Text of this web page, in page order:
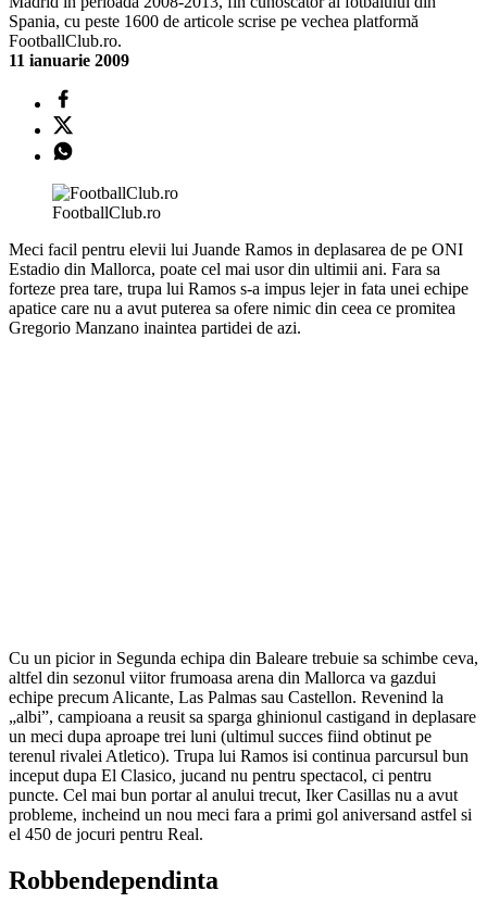
Spania, cu peste 1600 de articole scrise pe vechea platformă
FootballClub.ro.
11 ianuarie 2009
FootballClub.ro
Meci facil pentru elevii lui Juande Ramos in deplasarea de pe ONI
Estadio din Mallorca, poate cel mai usor din ultimii ani. Fara sa
forteze prea tare, trupa lui Ramos s-a impus lejer in fata unei echipe
apatice care nu a avut puterea sa ofere nimic din ceea ce promitea
Gregorio Manzano inaintea partidei de azi.
Cu un picior in Segunda echipa din Baleare trebuie sa schimbe ceva,
altfel din sezonul viitor frumoasa arena din Mallorca va gazdui
echipe precum Alicante, Las Palmas sau Castellon. Revenind la
„albi”, campioana a reusit sa sparga ghinionul castigand in deplasare
un meci dupa aproape trei luni (ultimul succes fiind obtinut pe
terenul rivalei Atletico). Trupa lui Ramos isi continua parcursul bun
inceput dupa El Clasico, jucand nu pentru spectacol, ci pentru
puncte. Cel mai bun portar al anului trecut, Iker Casillas nu a avut
probleme, incheind un nou meci fara a primi gol aniversand astfel si
el 450 de jocuri pentru Real.
Robbendependinta